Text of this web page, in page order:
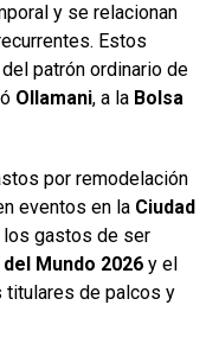
y se relacionan
Estos
patrón ordinario de
Ollamani, a la Bolsa
por remodelación
eventos en la Ciudad
los gastos de ser
del Mundo 2026 y el
de palcos y